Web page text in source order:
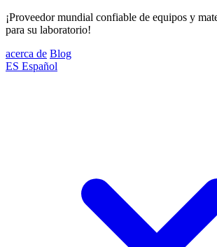
¡Proveedor mundial confiable de equipos y
para su laboratorio!
acerca de Blog
ES Español